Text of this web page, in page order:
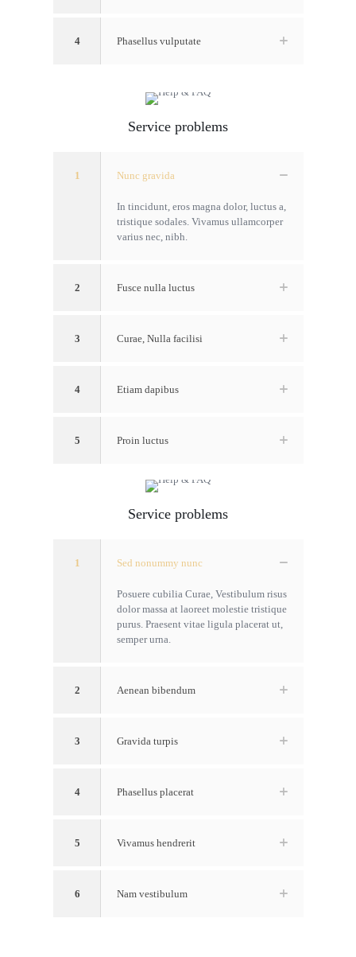
4 Phasellus vulputate
Service problems
1 Nunc gravida
In tincidunt, eros magna dolor, luctus a,
tristique sodales. Vivamus ullamcorper
varius nec, nibh.
2 Fusce nulla luctus
3 Curae, Nulla facilisi
4 Etiam dapibus
5 Proin luctus
Service problems
1 Sed nonummy nunc
Posuere cubilia Curae, Vestibulum risus
dolor massa at laoreet molestie tristique
purus. Praesent vitae ligula placerat ut,
semper urna.
2 Aenean bibendum
3 Gravida turpis
4 Phasellus placerat
5 Vivamus hendrerit
6 Nam vestibulum